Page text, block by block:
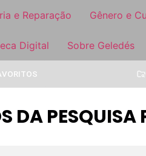
e Reparação Gênero e
Digital Sobre Geledés
DA